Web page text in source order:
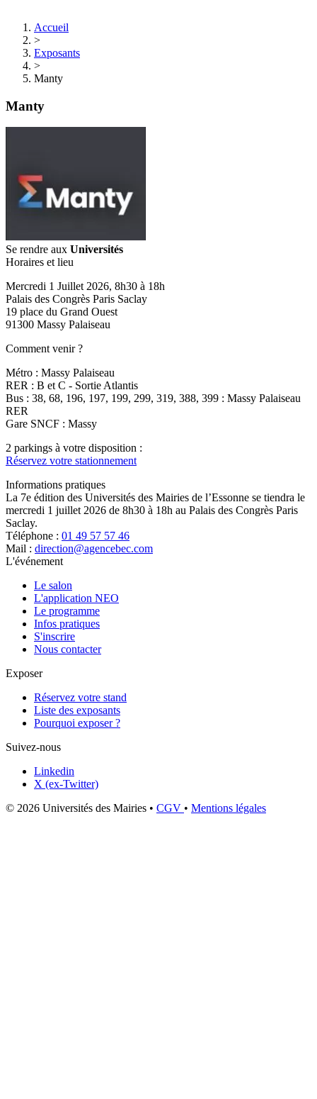
Accueil
>
Exposants
>
Manty
Manty
Se rendre aux Universités
Horaires et lieu
Mercredi 1 Juillet 2026, 8h30 à 18h
Palais des Congrès Paris Saclay
19 place du Grand Ouest
91300 Massy Palaiseau
Comment venir ?
Métro : Massy Palaiseau
RER : B et C - Sortie Atlantis
Bus : 38, 68, 196, 197, 199, 299, 319, 388, 399 : Massy Palaiseau
RER
Gare SNCF : Massy
2 parkings à votre disposition :
Réservez votre stationnement
Informations pratiques
La 7e édition des Universités des Mairies de l’Essonne se tiendra le
mercredi 1 juillet 2026 de 8h30 à 18h au Palais des Congrès Paris
Saclay.
Téléphone : 01 49 57 57 46
Mail : direction@agencebec.com
L'événement
Le salon
L'application NEO
Le programme
Infos pratiques
S'inscrire
Nous contacter
Exposer
Réservez votre stand
Liste des exposants
Pourquoi exposer ?
Suivez-nous
Linkedin
X (ex-Twitter)
© 2026 Universités des Mairies • CGV • Mentions légales